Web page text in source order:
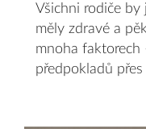
Všichni rodiče by
měly zdravé a
mnoha faktorech
předpokladů